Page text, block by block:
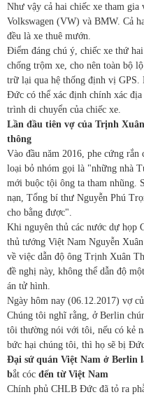
Như vậy cả hai chiếc xe tham
Volkswagen (VW) và BMW. Cả
đều là xe thuê mướn.
Điểm đáng chú ý, chiếc xe thứ
chống trộm xe, cho nên toàn bộ
trữ lại qua hệ thống định vị GPS.
Đức có thể xác định chính xác
trình di chuyển của chiếc xe.
Lần đầu tiên vợ của Trịnh
thông
Vào đầu năm 2016, phe cứng
loại bỏ nhóm gọi là "những nhà
mới buộc tội ông ta tham nhũng.
nạn, Tổng bí thư Nguyễn Phú
cho bằng được".
Khi nguyên thủ các nước dự họp
thủ tướng Việt Nam Nguyễn
về việc dẫn độ ông Trịnh Xuân
đề nghị này, không thể dẫn độ
án tử hình.
Ngày hôm nay (06.12.2017) vợ
Chúng tôi nghĩ rằng, ở Berlin
tôi thường nói với tôi, nếu có kẻ
bức hại chúng tôi, thì họ sẽ bị
Đại sứ quán Việt Nam ở Berlin
bắt cóc đến từ Việt Nam
Chính phủ CHLB Đức đã tỏ ra